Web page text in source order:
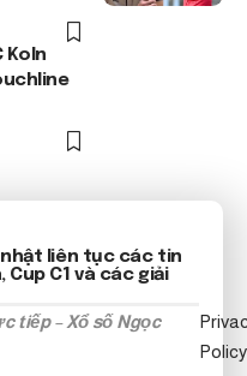
Koln
nhật liên tục các tin
Cup C1 và các giải
tiếp–Xổ số Ngọc
Policy